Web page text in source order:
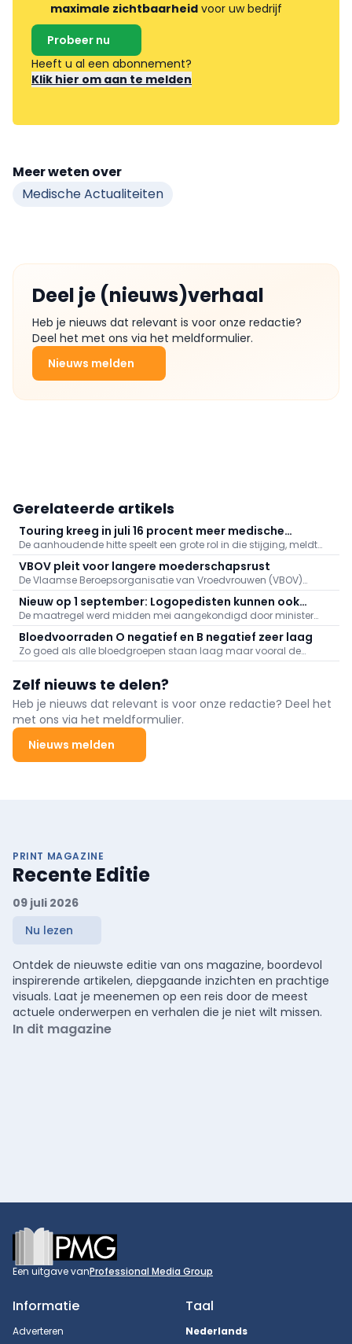
maximale zichtbaarheid voor uw bedrijf
Probeer nu
Heeft u al een abonnement?
Klik hier om aan te melden
Meer weten over
Medische Actualiteiten
Deel je (nieuws)verhaal
Heb je nieuws dat relevant is voor onze redactie?
Deel het met ons via het meldformulier.
Nieuws melden
Gerelateerde artikels
Touring kreeg in juli 16 procent meer medische
dossiers binnen: "Hitte speelt grote rol"
De aanhoudende hitte speelt een grote rol in die stijging, meldt
Touring. Er kwamen daarnaast veel oproepen binnen naar
aanleiding van de bosbranden in het zuiden van Europa.
VBOV pleit voor langere moederschapsrust
De Vlaamse Beroepsorganisatie van Vroedvrouwen (VBOV)
vraagt de federale overheid om de moederschapsrust uit te
breiden tot minstens zes maanden na de bevalling.
Nieuw op 1 september: Logopedisten kunnen ook
videoconsultaties aanbieden
De maatregel werd midden mei aangekondigd door minister
van Volksgezondheid Frank Vandenbroucke (Vooruit).
Bloedvoorraden O negatief en B negatief zeer laag
Zo goed als alle bloedgroepen staan laag maar vooral de
voorraden aan O negatief en B negatief baren zorgen.
Zelf nieuws te delen?
Heb je nieuws dat relevant is voor onze redactie? Deel het
met ons via het meldformulier.
Nieuws melden
PRINT MAGAZINE
Recente Editie
09 juli 2026
Nu lezen
Ontdek de nieuwste editie van ons magazine, boordevol
inspirerende artikelen, diepgaande inzichten en prachtige
visuals. Laat je meenemen op een reis door de meest
actuele onderwerpen en verhalen die je niet wilt missen.
In dit magazine
Footer
Een uitgave vanProfessional Media Group
Informatie
Adverteren
Taal
Nederlands